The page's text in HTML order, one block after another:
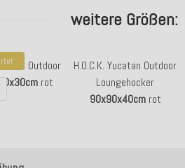
weitere Größen:
Outdoor
rot
H.O.C.K. Yucatan Outdoor
Loungehocker
90x90x40cmrot